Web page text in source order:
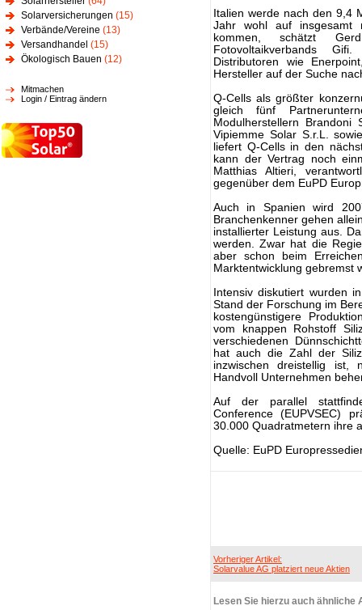
Solarversicherungen (15)
Verbände/Vereine (13)
Versandhandel (15)
Ökologisch Bauen (12)
Mitmachen
Login / Eintrag ändern
Italien werde nach den 9,4
Jahr wohl auf insgesamt
kommen, schätzt
Fotovoltaikverbands
Distributoren wie
Hersteller auf der Suche
Q-Cells als größter
gleich fünf
Modulherstellern Brandoni
Vipiemme Solar S.r.L.
liefert Q-Cells in den
kann der Vertrag noch
Matthias Altieri,
gegenüber dem EuPD
Auch in Spanien wird
Branchenkenner gehen
installierter Leistung aus.
werden. Zwar hat die
aber schon beim
Marktentwicklung gebremst
Intensiv diskutiert wurden
Stand der Forschung im
kostengünstigere
vom knappen Rohstoff
verschiedenen
hat auch die Zahl der
inzwischen dreistellig
Handvoll Unternehmen
Auf der parallel
Conference (EUPVSEC)
30.000 Quadratmetern ihre
Quelle: EuPD
Vorheriger Artikel:
Solarvalue AG platziert neue Aktien
Lesen Sie hierzu auch ähnliche